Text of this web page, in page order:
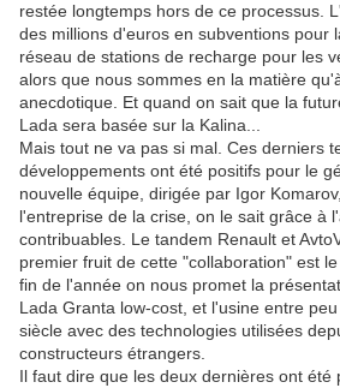
restée longtemps hors de ce processus.
des millions d'euros en subventions pour
réseau de stations de recharge pour les
alors que nous sommes en la matière
anecdotique. Et quand on sait que la
Lada sera basée sur la Kalina...
Mais tout ne va pas si mal. Ces derniers
développements ont été positifs pour le
nouvelle équipe, dirigée par Igor
l'entreprise de la crise, on le sait grâce à
contribuables. Le tandem Renault et
premier fruit de cette "collaboration" est
fin de l'année on nous promet la
Lada Granta low-cost, et l'usine entre
siècle avec des technologies utilisées
constructeurs étrangers.
Il faut dire que les deux dernières ont été